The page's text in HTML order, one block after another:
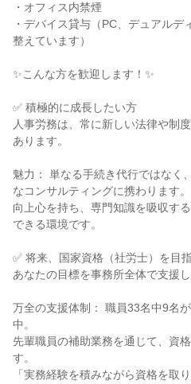
・オフィス内禁煙
・デバイス貸与（PC、デュアル
整えています）
✨こんな方を歓迎します！✨
✅ 積極的に成長したい方
人事労務は、常に新しい法律や制
あります。
魅力： 単なる手続き代行ではなく
なコンサルティングに携わります。
向上心を持ち、専門知識を吸収す
できる環境です。
✅ 将来、国家資格（社労士）を目
あなたの目標を事務所全体で支援し
万全の支援体制： 職員33名中9名
中。
先輩職員の補助業務を通じて、資
す。
「実務経験を積みながら資格を取